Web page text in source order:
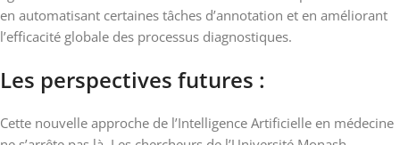
en automatisant certaines tâches d’annotation et en améliorant
l’efficacité globale des processus diagnostiques.
Les perspectives futures :
Cette nouvelle approche de l’Intelligence Artificielle en médecine